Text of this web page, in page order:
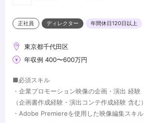
正社員 ディレクター 年間休日120日以上
東京都千代田区
年収例 400〜600万円
■必須スキル
・企業プロモーション映像の企画・演出 経験
（企画書作成経験・演出コンテ作成経験 含む）
・Adobe Premiereを使用した映像編集スキル